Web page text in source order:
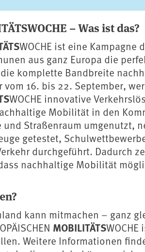
– Was ist das?
WOCHE ist eine
aus ganz Europa die
komplette Bandbreite
vom 16. bis 22. September,
WOCHE innovative
Mobilität in den
Straßenraum umgenutzt,
getestet,
durchgeführt. Dadurch
nachhaltige Mobilität
kann mitmachen – ganz
MOBILITÄTS
Weitere Informationen